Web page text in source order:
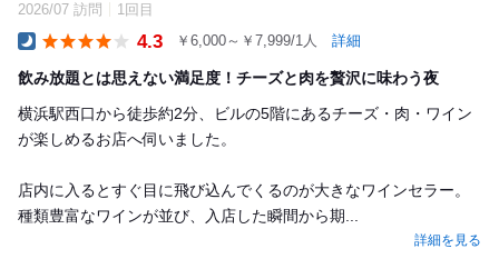
2026/07 訪問 1回目
4.3 ￥6,000～￥7,999/1人 詳細
飲み放題とは思えない満足度！チーズと肉を贅沢に味わう夜
横浜駅西口から徒歩約2分、ビルの5階にあるチーズ・肉・ワイン
が楽しめるお店へ伺いました。
店内に入るとすぐ目に飛び込んでくるのが大きなワインセラー。
種類豊富なワインが並び、入店した瞬間から期...
詳細を見る